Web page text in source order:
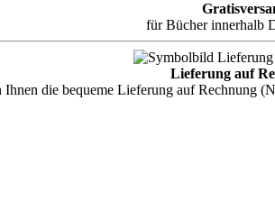
für Bücher innerhalb
Lieferung auf
Ihnen die bequeme Lieferung auf Rechnung